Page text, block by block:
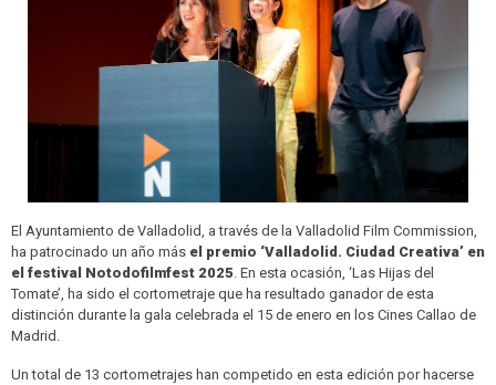
El Ayuntamiento de Valladolid, a través de la Valladolid Film Commission,
ha patrocinado un año más el premio ‘Valladolid. Ciudad Creativa’ en
el festival Notodofilmfest 2025. En esta ocasión, ‘Las Hijas del
Tomate’, ha sido el cortometraje que ha resultado ganador de esta
distinción durante la gala celebrada el 15 de enero en los Cines Callao de
Madrid.
Un total de 13 cortometrajes han competido en esta edición por hacerse